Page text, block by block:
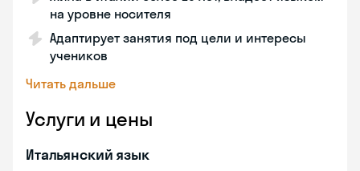
на уровне носителя
Адаптирует занятия под цели и интересы
учеников
Читать дальше
Услуги и цены
Итальянский язык